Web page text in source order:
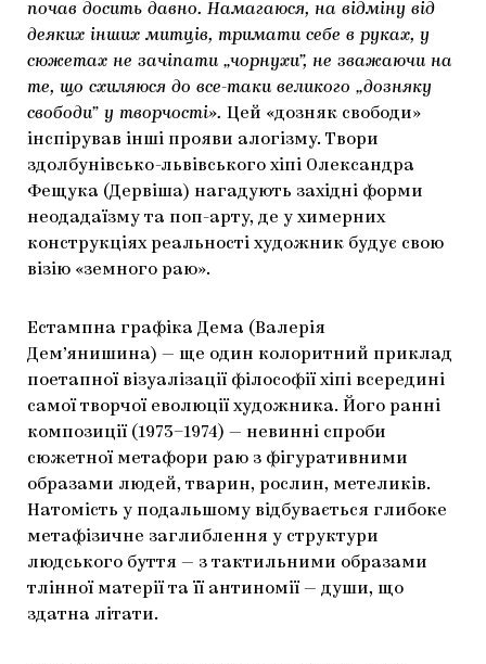
почав досить давно. Намагаюся, на відміну від
деяких інших митців, тримати себе в руках, у
сюжетах не зачіпати „чорнухи”, не зважаючи на
те, що схиляюся до все-таки великого „дозняку
свободи” у творчості». Цей «дозняк свободи»
інспірував інші прояви алогізму. Твори
здолбунівсько-львівського хіпі Олександра
Фещука (Дервіша) нагадують західні форми
неодадаїзму та поп-арту, де у химерних
конструкціях реальності художник будує свою
візію «земного раю».
Естампна графіка Дема (Валерія
Дем’янишина) — ще один колоритний приклад
поетапної візуалізації філософії хіпі всередині
самої творчої еволюції художника. Його ранні
композиції (1973–1974) — невинні спроби
сюжетної метафори раю з фігуративними
образами людей, тварин, рослин, метеликів.
Натомість у подальшому відбувається глибоке
метафізичне заглиблення у структури
людського буття — з тактильними образами
тлінної матерії та її антиномії — души, що
здатна літати.